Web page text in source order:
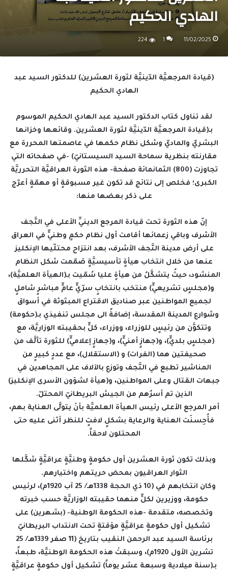
الهادي الحكيم
11/02/2025
1
224
(قيادة المرجعيَّة الدّينيَّة لثورة العشرين) للدكتور السيد عبد
الهادي الحكيم
لقد تناول كتاب الدكتور السيد عبد الهادي الحكيم الموسوم
بـ(قيادة المرجعيَّة الدّينيَّة لثورة العشرين. وقائعها وخزانها
البشريّ والماديّ وشكل نظام حكمها في عاصمتها المحررة مع
مقارنته بنظرية سماحة السيد السيستانيّ) -في صفحاته التي
تجاوزت (800) الثمانمائة صفحة- هذه الثورة العراقيَّة التحرريَّة
الكبرى؛ فخلص إلى نتائج قد تكون غير مسبوقةٍ أو مهمّةٍ أعرّج
على ذكر بعضها منها:
إنّ هذه الثورة تحت قيادة المرجع الدينيِّ الأعلى في النَّجف
الأشرف وباقي زعمائها أقامت أول نظام حكمٍ وطنيٍّ في العراق
على أرض مدينة النَّجف الأشرف، بعد انتزاح محتلّيها الإنكليز
عنها من خلال انتخاب هيأةٍ تأسيسيَّةٍ صَمّمت شكل النظام
المنشود، حيثُ يتشكَّلُ من هيأةٍ عليا سُمّيت بـ(الهيأة العلميَّة)،
و(مجلسٍ تشريعيٍّ) منتخب بانتخابٍ سرّيٍّ عامٍّ مباشرٍ شاملٍ
لجميع المواطنين عبر صناديق الاقتراع المبثوثة في أسواق
وشوارع المدينة المقدسة، إضافةً الى مجلس تنفيذي بـ(حكومة)
وتتكوَّن من رئيسٍ للوزراء، ووزراء، كلٍّ بحقيبته الوزاريَّة، مع
(مجلسٍ بلديٍّ)، و(جهازٍ أمنيٍّ)، و(جهازٍ إعلاميٍّ) للثورة تألَّف من
صحيفتين هما (الفرات) و (الاستقلال)، مع عددٍ كبيرٍ من
المناشير تطبع في النَّجف وتوزع بالآلاف على المجاهدين في
جبهات القتال وعلى المواطنين، و(هيأة لشؤون الأسرى الإنكليز)
الذين تم أسرُهم من الجيش البريطانيّ المحتلّ.
أمر المرجع الأعلى رئيس الهيأة العلميَّة بأنْ يتولَّى العناية بهم،
فأُحِسنَت العناية والرعاية بشكلٍ لافتٍ للنظر أثنى عليه حتى
المحتلون لاحقاً.
وبذلك تكون ثورة العشرين أول حكومةٍ وطنيَّةٍ عراقيَّةٍ شكَّلها
الثوار العراقيون بمحض حريتهم واختيارهم.
وكان انتخابهم في (10 ذي الحجة 1338هـ/ 25 آب 1920م)، لرئيس
حكومة، ووزيرين لكلٍّ منهما حقيبته الوزاريَّة حسب خبرته
وتخصصه، متقدمة -هذه الحكومة الوطنية- (بشهرين) على
تشكيل أول حكومةٍ عراقيَّةٍ مؤقتةٍ تحت الانتداب البريطانيّ
برئاسة السيد عبد الرحمن النقيب بتاريخ (11 صفر 1339هـ/ 25
تشرين الأول 1920م)، وسبقتْ هذه الحكومة الوطنيَّة، طبعاً،
بـ(سنة ميلادية وسبعة عشر يوماً) تشكيل أول حكومةٍ عراقيَّةٍ